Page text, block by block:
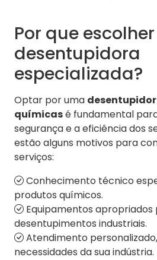
Por que
desentupidora
especializada?
Optar por uma
químicasé fundamental
segurança e a eficiência dos
estão alguns motivos para
serviços:
Conhecimento técnico
produtos químicos.
Equipamentos apropriados
desentupimentos industriais.
Atendimento
necessidades da sua indústria.